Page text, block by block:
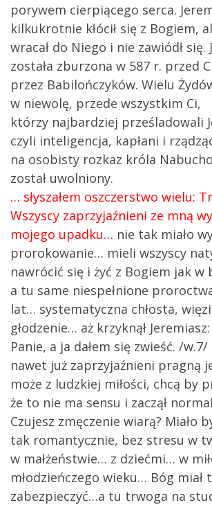
porywem cierpiącego serca.
kilkukrotnie kłócił się z Bogiem,
wracał do Niego i nie zawiódł się.
została zburzona w 587 r. przed
przez Babilończyków. Wielu
w niewolę, przede wszystkim Ci,
którzy najbardziej prześladowali
czyli inteligencja, kapłani i
na osobisty rozkaz króla
został uwolniony.
… słyszałem oszczerstwo wielu:
Wszyscy zaprzyjaźnieni ze mną
mojego upadku… nie tak miało
prorokowanie… mieli wszyscy
nawrócić się i żyć z Bogiem jak w
a tu same niespełnione
lat… systematyczna chłosta,
głodzenie… aż krzyknął
Panie, a ja dałem się zwieść. /
nawet już zaprzyjaźnieni pragną
może z ludzkiej miłości, chcą by
że to nie ma sensu i zaczął
Czujesz zmęczenie wiarą? Miało
tak romantycznie, bez stresu w
w małżeństwie… z dziećmi… w
młodzieńczego wieku… Bóg miał
zabezpieczyć…a tu trwoga na